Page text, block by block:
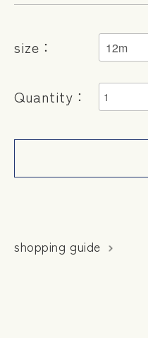
size：
Quantity：
shopping guide